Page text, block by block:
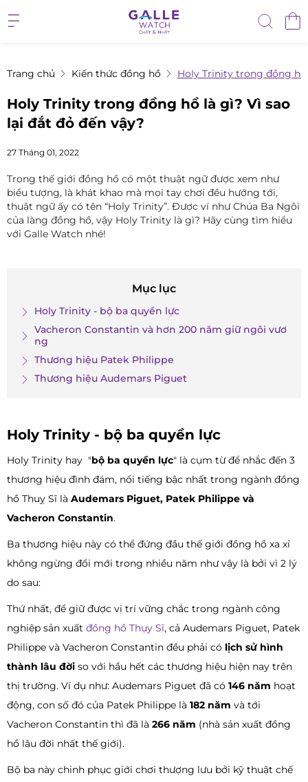
Trang chủ Kiến thức đồng hồ Holy Trinity trong đồng hồ
Holy Trinity trong đồng hồ là gì? Vì sao
lại đắt đỏ đến vậy?
27 Tháng 01, 2022
Trong thế giới đồng hồ có một thuật ngữ được xem như
biểu tượng, là khát khao mà mọi tay chơi đều hướng tới,
thuật ngữ ấy có tên “Holy Trinity”. Được ví như Chúa Ba Ngôi
của làng đồng hồ, vậy Holy Trinity là gì? Hãy cùng tìm hiểu
với Galle Watch nhé!
Mục lục
Holy Trinity - bộ ba quyền lực
Vacheron Constantin và hơn 200 năm giữ ngôi vươ
ng
Thương hiệu Patek Philippe
Thương hiệu Audemars Piguet
Holy Trinity - bộ ba quyền lực
Holy Trinity hay "bộ ba quyền lực" là cụm từ để nhắc đến 3
thương hiệu đình đám, nổi tiếng bậc nhất trong ngành đồng
hồ Thuỵ Sĩ là Audemars Piguet, Patek Philippe và
Vacheron Constantin.
Ba thương hiệu này có thể đứng đầu thế giới đồng hồ xa xỉ
không ngừng đổi mới trong nhiều năm như vậy là bởi vì 2 lý
do sau:
Thứ nhất, để giữ được vị trí vững chắc trong ngành công
nghiệp sản xuất đồng hồ Thụy Sĩ, cả Audemars Piguet, Patek
Philippe và Vacheron Constantin đều phải có lịch sử hình
thành lâu đời so với hầu hết các thương hiệu hiện nay trên
thị trường. Ví dụ như: Audemars Piguet đã có 146 năm hoạt
động, con số đó của Patek Philippe là 182 năm và tới
Vacheron Constantin thì đã là 266 năm (nhà sản xuất đồng
hồ lâu đời nhất thế giới).
Bộ ba này chinh phục giới chơi thượng lưu bởi kỹ thuật chế